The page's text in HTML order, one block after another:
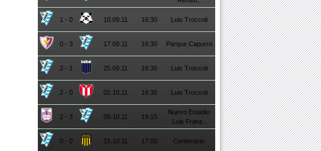
1 - 0 10.09.11 16:30 Luis Troccoli
0 - 3 17.09.11 16:30 Parque Capurro
2 - 1 25.09.11 16:30 Luis Troccoli
2 - 0 02.10.11 16:30 Luis Troccoli
2 - 3 09.10.11 19:15
Nuevo Estadio
Luis Franz..
0 - 0 15.10.11 17:00 Centenario